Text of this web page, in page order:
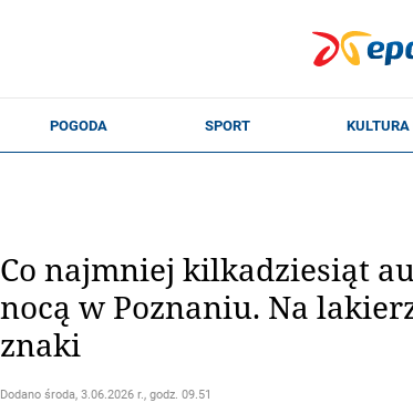
Co najmniej kilkadziesiąt
nocą w Poznaniu. Na
znaki
Dodano środa, 3.06.2026 r., godz. 09.51